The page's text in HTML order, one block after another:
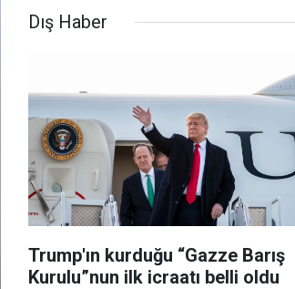
Dış Haber
Trump'ın kurduğu “Gazze Barış
Kurulu”nun ilk icraatı belli oldu